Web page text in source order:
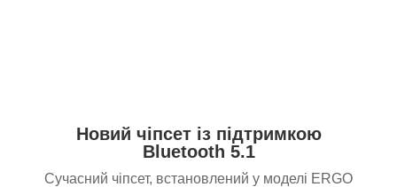
Новий чіпсет із підтримкою
Bluetooth 5.1
Сучасний чіпсет, встановлений у моделі ERGO